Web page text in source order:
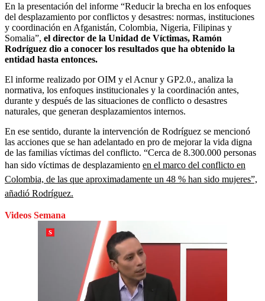
En la presentación del informe “Reducir la brecha en los enfoques
del desplazamiento por conflictos y desastres: normas, instituciones
y coordinación en Afganistán, Colombia, Nigeria, Filipinas y
Somalia”, el director de la Unidad de Víctimas, Ramón
Rodríguez dio a conocer los resultados que ha obtenido la
entidad hasta entonces.
El informe realizado por OIM y el Acnur y GP2.0., analiza la
normativa, los enfoques institucionales y la coordinación antes,
durante y después de las situaciones de conflicto o desastres
naturales, que generan desplazamientos internos.
En ese sentido, durante la intervención de Rodríguez se mencionó
las acciones que se han adelantado en pro de mejorar la vida digna
de las familias víctimas del conflicto. “Cerca de 8.300.000 personas
han sido víctimas de desplazamiento en el marco del conflicto en
Colombia, de las que aproximadamente un 48 % han sido mujeres”,
añadió Rodríguez.
Videos Semana